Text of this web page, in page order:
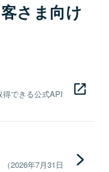
さま向け
できる公式API
2026年7月31日